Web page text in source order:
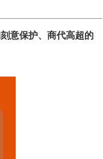
意保护、商代高超的